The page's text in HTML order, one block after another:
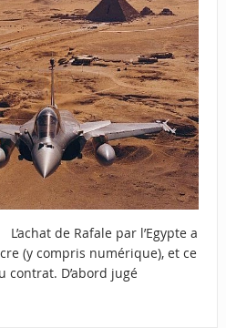
de Rafale par l’Egypte a
(y compris numérique), et ce
contrat. D’abord jugé